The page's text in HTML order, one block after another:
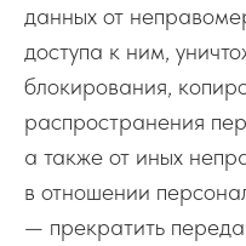
данных от
доступа к ним,
блокирования,
распространения
а также от иных
в отношении
— прекратить